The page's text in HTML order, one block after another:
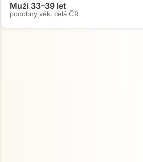
Muži 33–39 let
podobný věk, celá ČR